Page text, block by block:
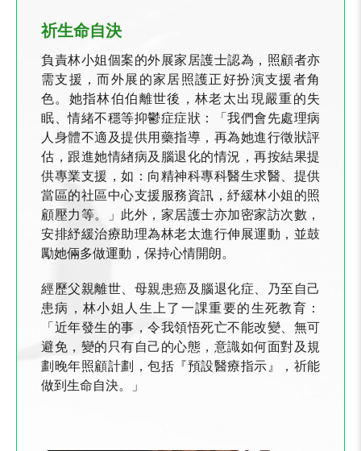
祈生命自決
負責林小姐個案的外展家居護士認為，照顧者亦
需支援，而外展的家居照護正好扮演支援者角
色。她指林伯伯離世後，林老太出現嚴重的失
眠、情緒不穩等抑鬱症症狀：「我們會先處理病
人身體不適及提供用藥指導，再為她進行徵狀評
估，跟進她情緖病及腦退化的情況，再按結果提
供專業支援，如：向精神科專科醫生求醫、提供
當區的社區中心支援服務資訊，紓緩林小姐的照
顧壓力等。」此外，家居護士亦加密家訪次數，
安排紓緩治療助理為林老太進行伸展運動，並鼓
勵她倆多做運動，保持心情開朗。
經歷父親離世、母親患癌及腦退化症、乃至自己
患病，林小姐人生上了一課重要的生死教育：
「近年發生的事，令我領悟死亡不能改變、無可
避免，變的只有自己的心態，意識如何面對及規
劃晚年照顧計劃，包括『預設醫療指示』，祈能
做到生命自決。」